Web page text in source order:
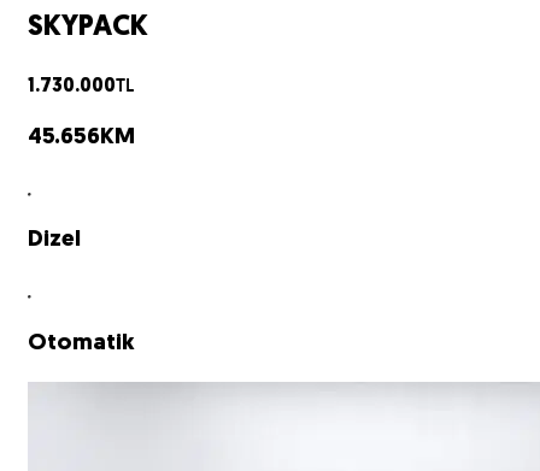
SKYPACK
1.730.000TL
45.656 KM
Dizel
Otomatik